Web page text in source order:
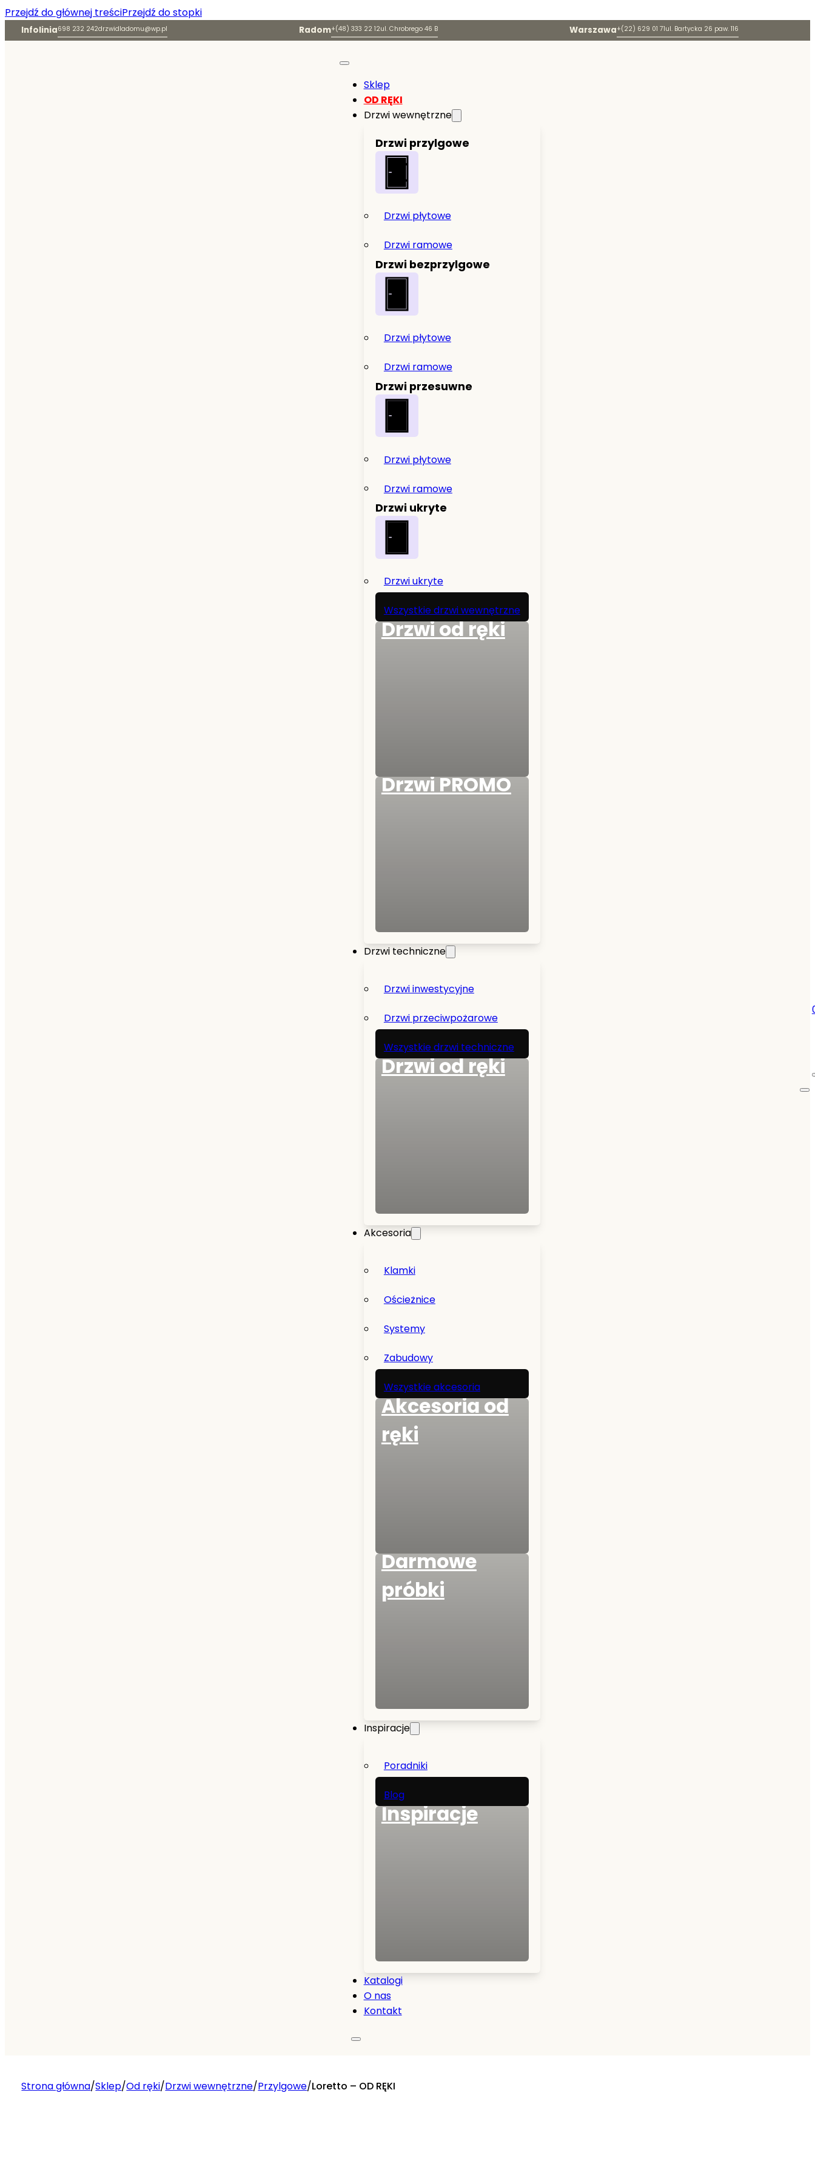
Przejdź do głównej treściPrzejdź do stopki
Infolinia698 232 242drzwidladomu@wp.pl Radom+(48) 333 22 12ul. Chrobrego 46 B Warszawa+(22) 629 01 71ul. Bartycka 26 paw. 116
Sklep
OD RĘKI
Drzwi wewnętrzne
Drzwi przylgowe
Drzwi płytowe
Drzwi ramowe
Drzwi bezprzylgowe
Drzwi płytowe
Drzwi ramowe
Drzwi przesuwne
Drzwi płytowe
Drzwi ramowe
Drzwi ukryte
Drzwi ukryte
Wszystkie drzwi wewnętrzne
Drzwi od ręki
Drzwi PROMO
Drzwi techniczne
Drzwi inwestycyjne
Drzwi przeciwpożarowe
Wszystkie drzwi techniczne
Drzwi od ręki
Akcesoria
Klamki
Ościeżnice
Systemy
Zabudowy
Wszystkie akcesoria
Akcesoria od
ręki
Darmowe
próbki
Inspiracje
Poradniki
Blog
Inspiracje
Katalogi
O nas
Kontakt
Strona główna/Sklep/Od ręki/Drzwi wewnętrzne/Przylgowe/Loretto – OD RĘKI